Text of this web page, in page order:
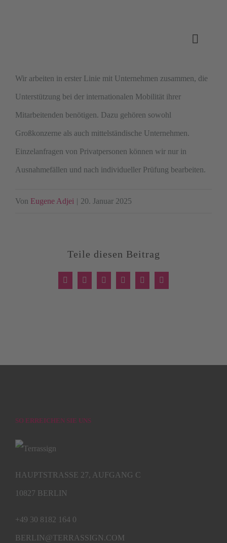
Toggle
MOBILES ARBEITEN IM
English
Wir arbeiten in erster Linie mit Unternehmen zusammen, die
Unterstützung bei der internationalen Mobilität ihrer
Mitarbeitenden benötigen. Dazu gehören sowohl
Großkonzerne als auch mittelständische Unternehmen.
Einzelanfragen von Privatpersonen können wir nur in
Ausnahmefällen und nach individueller Prüfung bearbeiten.
Von Eugene Adjei | 20. Januar 2025
Teile diesen Beitrag
Facebook
X LinkedInWhatsApp
Xing
E-
Mail
SO ERREICHEN SIE UNS
HAUPTSTRASSE 27, AUFGANG C
10827 BERLIN
+49 30 8182 164 0
BERLIN@TERRASSIGN.COM